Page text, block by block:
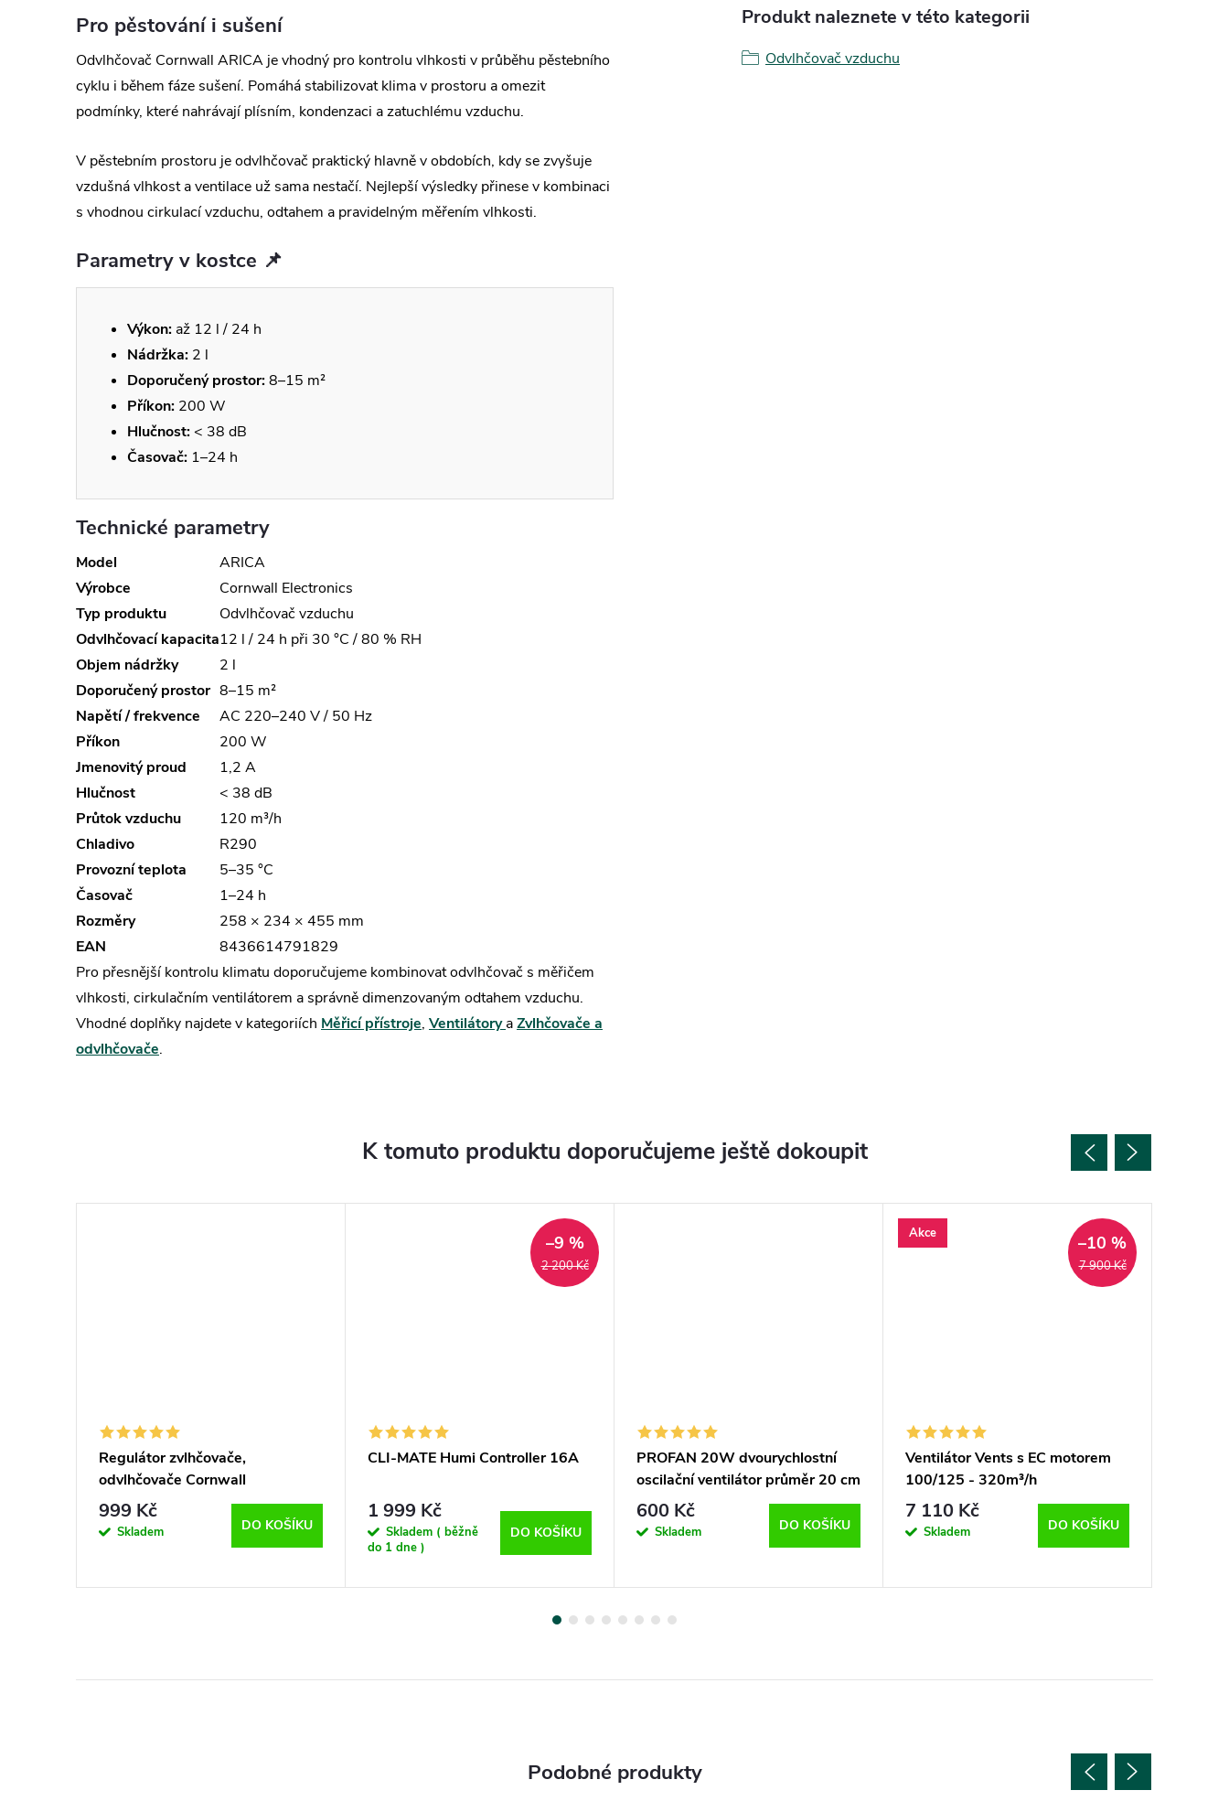
Pro pěstování i sušení
Odvlhčovač Cornwall ARICA je vhodný pro kontrolu vlhkosti v průběhu pěstebního
cyklu i během fáze sušení. Pomáhá stabilizovat klima v prostoru a omezit
podmínky, které nahrávají plísním, kondenzaci a zatuchlému vzduchu.
V pěstebním prostoru je odvlhčovač praktický hlavně v obdobích, kdy se zvyšuje
vzdušná vlhkost a ventilace už sama nestačí. Nejlepší výsledky přinese v kombinaci
s vhodnou cirkulací vzduchu, odtahem a pravidelným měřením vlhkosti.
Parametry v kostce 📌
Výkon: až 12 l / 24 h
Nádržka: 2 l
Doporučený prostor:8–15 m²
Příkon: 200 W
Hlučnost:< 38 dB
Časovač: 1–24 h
Technické parametry
Model
ARICA
Výrobce
Cornwall Electronics
Typ produktu
Odvlhčovač vzduchu
Odvlhčovací kapacita12 l / 24 h při 30 °C / 80 % RH
Objem nádržky
2 l
Doporučený prostor 8–15 m²
Napětí / frekvence
AC 220–240 V / 50 Hz
Příkon
200 W
Jmenovitý proud
1,2 A
Hlučnost
< 38 dB
Průtok vzduchu
120 m³/h
Chladivo
R290
Provozní teplota
5–35 °C
Časovač
1–24 h
Rozměry
258 × 234 × 455 mm
EAN
8436614791829
Pro přesnější kontrolu klimatu doporučujeme kombinovat odvlhčovač s měřičem
vlhkosti, cirkulačním ventilátorem a správně dimenzovaným odtahem vzduchu.
Vhodné doplňky najdete v kategoriích Měřicí přístroje, Ventilátory aZvlhčovače a
odvlhčovače.
Produkt naleznete v této kategorii
Odvlhčovač vzduchu
K tomuto produktu doporučujeme ještě dokoupit
Regulátor zvlhčovače,
odvlhčovače Cornwall
999 Kč
Skladem DO KOŠÍKU
2 200 Kč
–9 %
CLI-MATE Humi Controller 16A
1 999 Kč
Skladem ( běžně
do 1 dne )
DO KOŠÍKU
PROFAN 20W dvourychlostní
oscilační ventilátor průměr 20 cm
600 Kč
Skladem DO KOŠÍKU
Akce
7 900 Kč
–10 %
Ventilátor Vents s EC motorem
100/125 - 320m³/h
7 110 Kč
Skladem DO KOŠÍKU